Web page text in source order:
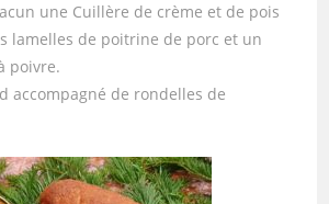
une Cuillère de crème et de pois
lamelles de poitrine de porc et un
poivre.
accompagné de rondelles de